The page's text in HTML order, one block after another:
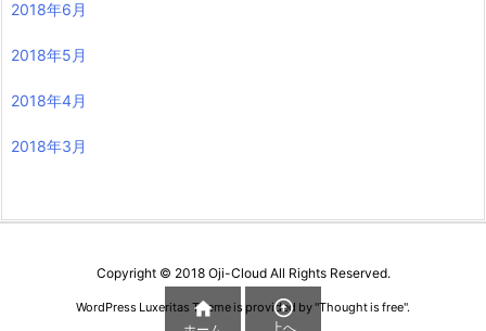
2018年6月
2018年5月
2018年4月
2018年3月
Copyright © 2018 Oji-CloudAll Rights Reserved.
WordPress Luxeritas Theme is provided by "Thought is free".
 
上へ